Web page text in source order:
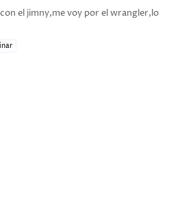
el jimny,me voy por el wrangler,lo